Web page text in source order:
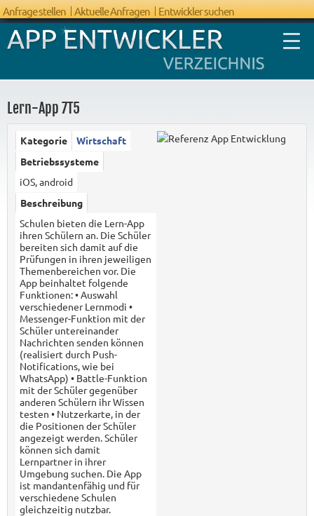
Anfrage stellen Aktuelle Anfragen Entwickler suchen
Lern-App 7T5
Kategorie
Wirtschaft
Betriebssysteme
iOS, android
Beschreibung
Schulen bieten die Lern-App
ihren Schülern an. Die Schüler
bereiten sich damit auf die
Prüfungen in ihren jeweiligen
Themenbereichen vor. Die
App beinhaltet folgende
Funktionen: • Auswahl
verschiedener Lernmodi •
Messenger-Funktion mit der
Schüler untereinander
Nachrichten senden können
(realisiert durch Push-
Notifications, wie bei
WhatsApp) • Battle-Funktion
mit der Schüler gegenüber
anderen Schülern ihr Wissen
testen • Nutzerkarte, in der
die Positionen der Schüler
angezeigt werden. Schüler
können sich damit
Lernpartner in ihrer
Umgebung suchen. Die App
ist mandantenfähig und für
verschiedene Schulen
gleichzeitig nutzbar.